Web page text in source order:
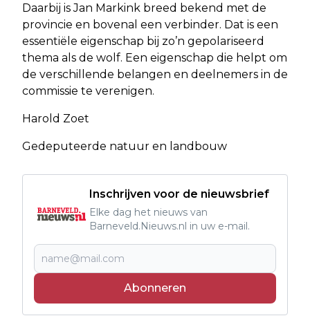
Daarbij is Jan Markink breed bekend met de
provincie en bovenal een verbinder. Dat is een
essentiële eigenschap bij zo’n gepolariseerd
thema als de wolf. Een eigenschap die helpt om
de verschillende belangen en deelnemers in de
commissie te verenigen.
Harold Zoet
Gedeputeerde natuur en landbouw
Inschrijven voor de nieuwsbrief
Elke dag het nieuws van
Barneveld.Nieuws.nl in uw e-mail.
Abonneren